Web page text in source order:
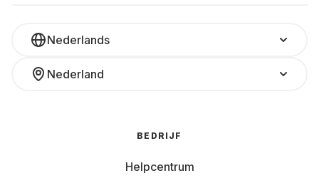
Nederlands
Nederland
BEDRIJF
Helpcentrum